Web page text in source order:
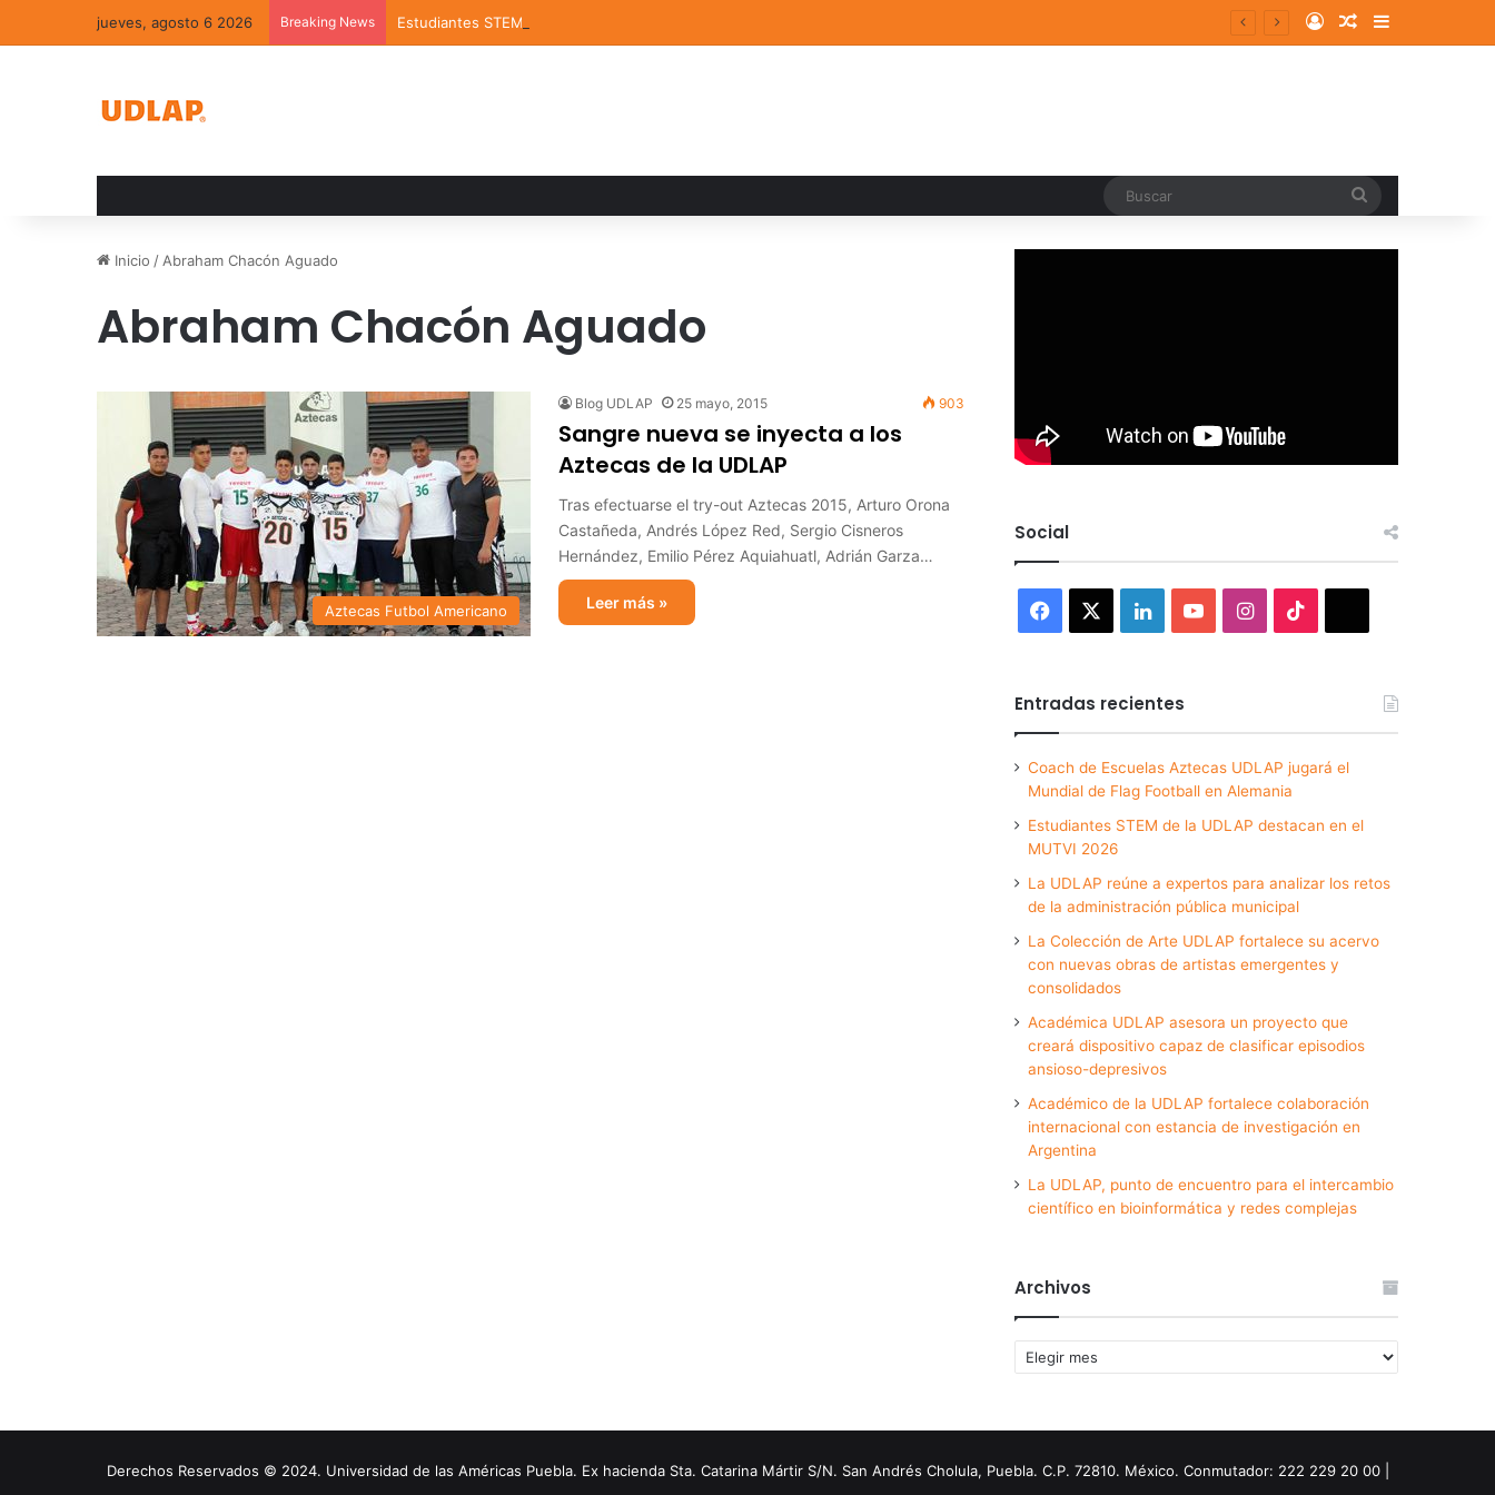
jueves, agosto 6 2026 Breaking News Estudiantes STEM de la UDLAP destacan en el MUTVI 2026 Log InRandom Article
Sidebar
Inicio / Abraham Chacón Aguado
Abraham Chacón Aguado
Aztecas Futbol Americano
Blog UDLAP 25 mayo, 2015 903
Sangre nueva se inyecta a los
Aztecas de la UDLAP
Tras efectuarse el try-out Aztecas 2015, Arturo Orona
Castañeda, Andrés López Red, Sergio Cisneros
Hernández, Emilio Pérez Aquiahuatl, Adrián Garza…
Leer más »
Social
Facebook LinkedInYouTubeInstagram
Entradas recientes
Coach de Escuelas Aztecas UDLAP jugará el
Mundial de Flag Football en Alemania
Estudiantes STEM de la UDLAP destacan en el
MUTVI 2026
La UDLAP reúne a expertos para analizar los retos
de la administración pública municipal
La Colección de Arte UDLAP fortalece su acervo
con nuevas obras de artistas emergentes y
consolidados
Académica UDLAP asesora un proyecto que
creará dispositivo capaz de clasificar episodios
ansioso-depresivos
Académico de la UDLAP fortalece colaboración
internacional con estancia de investigación en
Argentina
La UDLAP, punto de encuentro para el intercambio
científico en bioinformática y redes complejas
Archivos
Archivos
Derechos Reservados © 2024. Universidad de las Américas Puebla. Ex hacienda Sta. Catarina Mártir S/N. San Andrés Cholula, Puebla. C.P. 72810. México. Conmutador: 222 229 20 00 |